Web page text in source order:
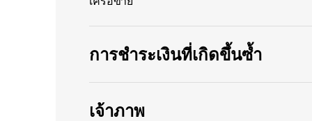
การชำระเงินที่เกิดขึ้นซ้ำ
เจ้าภาพ